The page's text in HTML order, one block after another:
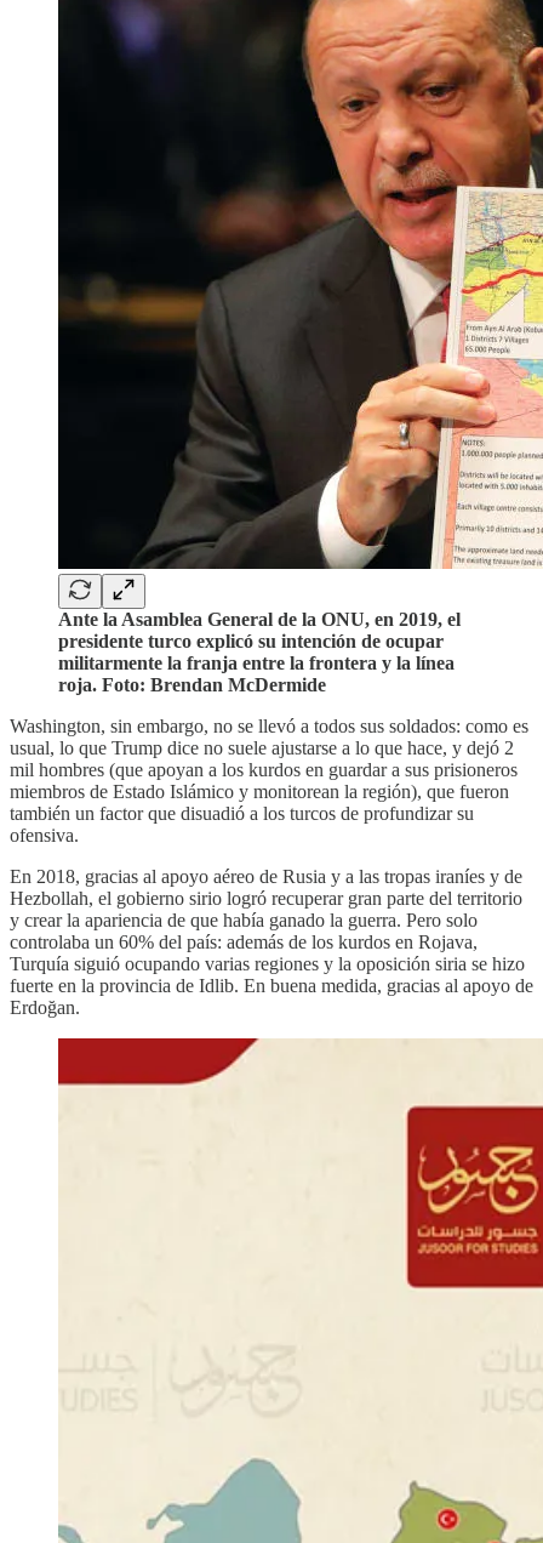
Ante la Asamblea General de la ONU, en 2019, el
presidente turco explicó su intención de ocupar
militarmente la franja entre la frontera y la línea
roja. Foto: Brendan McDermide
Washington, sin embargo, no se llevó a todos sus soldados: como es
usual, lo que Trump dice no suele ajustarse a lo que hace, y dejó 2
mil hombres (que apoyan a los kurdos en guardar a sus prisioneros
miembros de Estado Islámico y monitorean la región), que fueron
también un factor que disuadió a los turcos de profundizar su
ofensiva.
En 2018, gracias al apoyo aéreo de Rusia y a las tropas iraníes y de
Hezbollah, el gobierno sirio logró recuperar gran parte del territorio
y crear la apariencia de que había ganado la guerra. Pero solo
controlaba un 60% del país: además de los kurdos en Rojava,
Turquía siguió ocupando varias regiones y la oposición siria se hizo
fuerte en la provincia de Idlib. En buena medida, gracias al apoyo de
Erdoğan.